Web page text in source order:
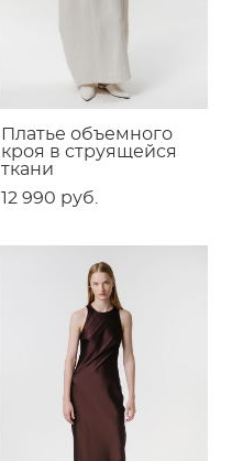
Платье объемного
кроя в струящейся
ткани
12 990 pуб.